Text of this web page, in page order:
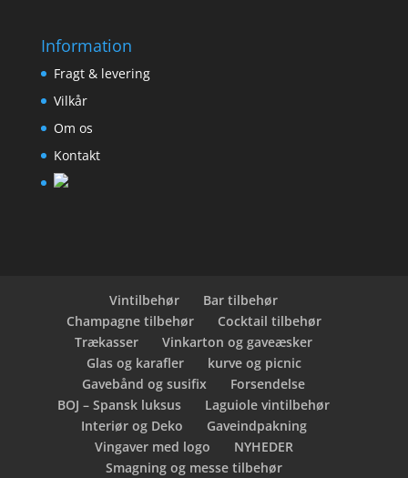
Information
Fragt & levering
Vilkår
Om os
Kontakt
Vintilbehør
Bar tilbehør
Champagne tilbehør
Cocktail tilbehør
Trækasser
Vinkarton og gaveæsker
Glas og karafler
kurve og picnic
Gavebånd og susifix
Forsendelse
BOJ – Spansk luksus
Laguiole vintilbehør
Interiør og Deko
Gaveindpakning
Vingaver med logo
NYHEDER
Smagning og messe tilbehør